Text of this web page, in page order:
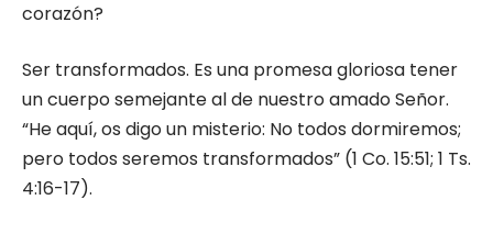
corazón?
Ser transformados. Es una promesa gloriosa tener
un cuerpo semejante al de nuestro amado Señor.
“He aquí, os digo un misterio: No todos dormiremos;
pero todos seremos transformados” (1 Co. 15:51; 1 Ts.
4:16-17).